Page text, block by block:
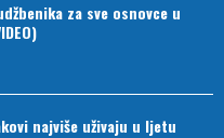
za sve osnovce u
najviše uživaju u ljetu